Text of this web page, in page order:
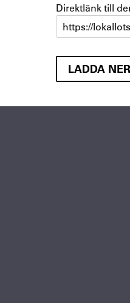
Direktlänk till
https://
LADDA